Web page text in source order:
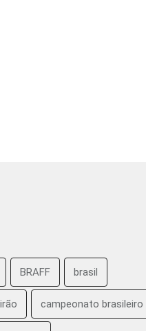
BRAFF brasil
campeonato brasileiro